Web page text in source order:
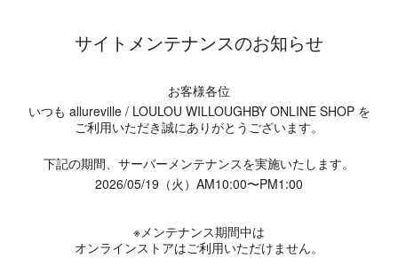
サイトメンテナンスのお知らせ
お客様各位
いつも allureville / LOULOU WILLOUGHBY ONLINE SHOP を
ご利用いただき誠にありがとうございます。
下記の期間、サーバーメンテナンスを実施いたします。
2026/05/19（火）AM10:00〜PM1:00
※メンテナンス期間中は
オンラインストアはご利用いただけません。